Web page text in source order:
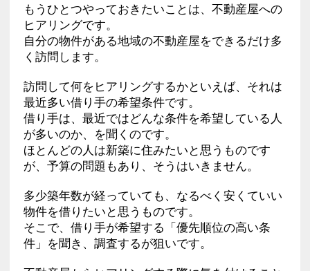
もうひとつやっておきたいことは、不動産屋への
ヒアリングです。
自分の物件がある地域の不動産屋をできるだけ多
く訪問します。
訪問して何をヒアリングするかといえば、それは
最近多い借り手の希望条件です。
借り手は、最近ではどんな条件を希望している人
が多いのか、を聞くのです。
ほとんどの人は新築に住みたいと思うものです
が、予算の問題もあり、そうはいきません。
多少築年数が経っていても、なるべく安くていい
物件を借りたいと思うものです。
そこで、借り手が希望する「優先順位の高い条
件」を聞き、調査するが狙いです。